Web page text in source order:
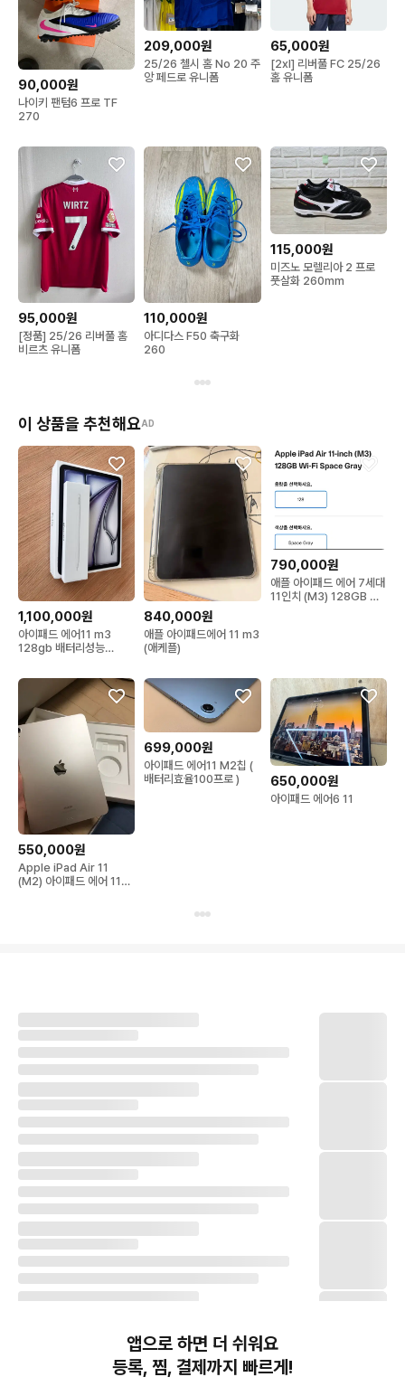
90,000원
나이키 팬텀6 프로 TF
270
209,000원
25/26 첼시 홈 No 20 주
앙 페드로 유니폼
65,000원
[2xl] 리버풀 FC 25/26
홈 유니폼
95,000원
[정품] 25/26 리버풀 홈
비르츠 유니폼
110,000원
아디다스 F50 축구화
260
115,000원
미즈노 모렐리아 2 프로
풋살화 260mm
이 상품을 추천해요AD
1,100,000원
아이패드 에어11 m3
128gb 배터리성능
840,000원
애플 아이패드에어 11 m3
(애케플)
790,000원
애플 아이패드 에어 7세대
11인치 (M3) 128GB 스
550,000원
Apple iPad Air 11
(M2) 아이패드 에어 11
699,000원
아이패드 에어11 M2칩 (
배터리효율100프로 )
650,000원
아이패드 에어6 11
앱으로 하면 더 쉬워요
등록, 찜, 결제까지 빠르게!